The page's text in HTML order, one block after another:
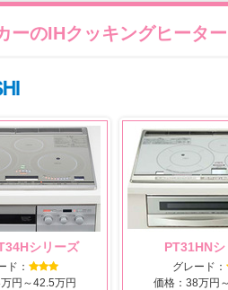
ーのIHクッキングヒーター
シリーズ
ド：
円～42.5万円
PT31HN
グレード：
価格：38万円